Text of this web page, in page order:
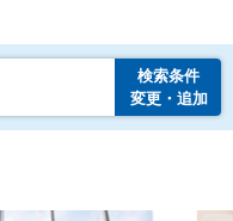
検索条件
変更・追加